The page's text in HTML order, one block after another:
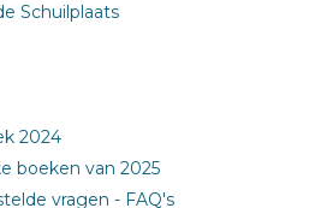
Schuilplaats
2024
boeken van 2025
vragen - FAQ's